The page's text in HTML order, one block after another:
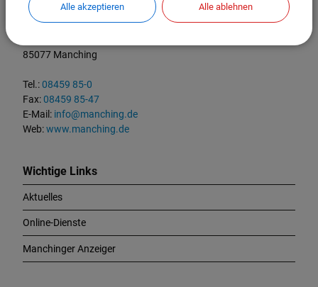
Markt Manching
85077 Manching
Tel.:08459 85-0
Fax:08459 85-47
E-Mail: info@manching.de
Web:www.manching.de
Wichtige Links
Aktuelles
Online-Dienste
Manchinger Anzeiger
Alle akzeptieren Alle ablehnen